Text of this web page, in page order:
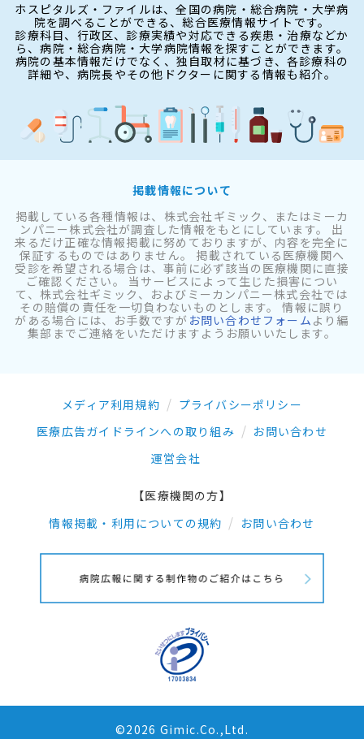
ホスピタルズ・ファイルは、全国の病院・総合病院・大学病
院を調べることができる、総合医療情報サイトです。
診療科目、行政区、診療実績や対応できる疾患・治療などか
ら、病院・総合病院・大学病院情報を探すことができます。
病院の基本情報だけでなく、独自取材に基づき、各診療科の
詳細や、病院長やその他ドクターに関する情報も紹介。
掲載情報について
掲載している各種情報は、株式会社ギミック、またはミーカ
ンパニー株式会社が調査した情報をもとにしています。 出
来るだけ正確な情報掲載に努めておりますが、内容を完全に
保証するものではありません。 掲載されている医療機関へ
受診を希望される場合は、事前に必ず該当の医療機関に直接
ご確認ください。 当サービスによって生じた損害につい
て、株式会社ギミック、およびミーカンパニー株式会社では
その賠償の責任を一切負わないものとします。 情報に誤り
がある場合には、お手数ですが お問い合わせフォーム より編
集部までご連絡をいただけますようお願いいたします。
メディア利用規約
プライバシーポリシー
医療広告ガイドラインへの取り組み
お問い合わせ
運営会社
【医療機関の方】
情報掲載・利用についての規約
お問い合わせ
©2026 Gimic.Co.,Ltd.